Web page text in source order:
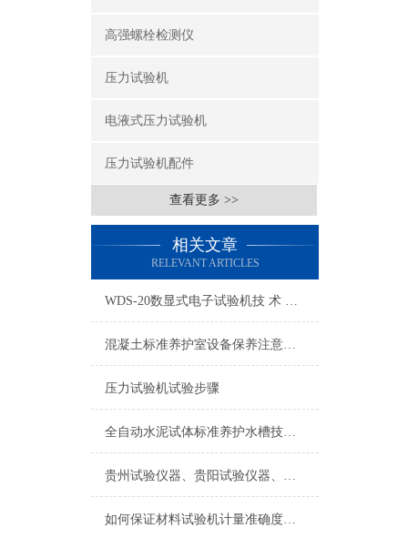
高强螺栓检测仪
压力试验机
电液式压力试验机
压力试验机配件
查看更多 >>
相关文章
RELEVANT ARTICLES
WDS-20数显式电子试验机技 术 方 案 书
混凝土标准养护室设备保养注意事项
压力试验机试验步骤
全自动水泥试体标准养护水槽技术参数
贵州试验仪器、贵阳试验仪器、贵阳试验设备
如何保证材料试验机计量准确度的方法